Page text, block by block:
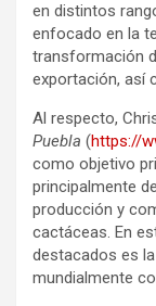
en distintos
enfocado en la
transformación
exportación, así
Al respecto,
Puebla (https://
como objetivo
principalmente
producción y
cactáceas. En
destacados es
mundialmente